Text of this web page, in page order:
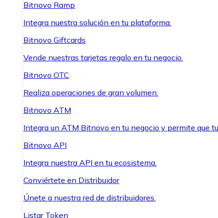
Bitnovo Ramp
Integra nuestra solución en tu plataforma.
Bitnovo Giftcards
Vende nuestras tarjetas regalo en tu negocio.
Bitnovo OTC
Realiza operaciones de gran volumen.
Bitnovo ATM
Integra un ATM Bitnovo en tu negocio y permite que
Bitnovo API
Integra nuestra API en tu ecosistema.
Conviértete en Distribuidor
Únete a nuestra red de distribuidores.
Listar Token